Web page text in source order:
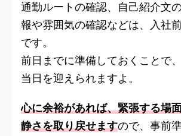
通勤ルートの確認、自己紹介文
報や雰囲気の確認などは、入社
です。
前日までに準備しておくことで
当日を迎えられますよ。
心に余裕があれば、緊張する場
静さを取り戻せますので、事前